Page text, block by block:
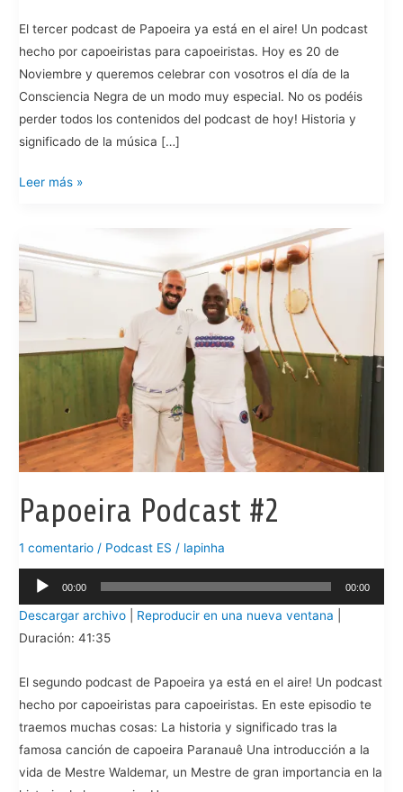
El tercer podcast de Papoeira ya está en el aire! Un podcast
hecho por capoeiristas para capoeiristas. Hoy es 20 de
Noviembre y queremos celebrar con vosotros el día de la
Consciencia Negra de un modo muy especial. No os podéis
perder todos los contenidos del podcast de hoy! Historia y
significado de la música […]
Papoeira
Leer más »
Papoeira Podcast #2
1 comentario / Podcast ES / lapinha
Reproductor
de
audio
00:00 00:00
Descargar archivo Reproducir en una nueva ventana
Duración: 41:35
El segundo podcast de Papoeira ya está en el aire! Un podcast
hecho por capoeiristas para capoeiristas. En este episodio te
traemos muchas cosas: La historia y significado tras la
famosa canción de capoeira Paranauê Una introducción a la
vida de Mestre Waldemar, un Mestre de gran importancia en la